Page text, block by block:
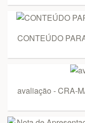
CONTEÚDO
avaliação - CRA-